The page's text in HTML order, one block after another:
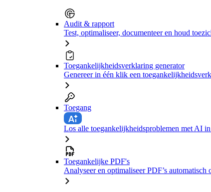
Audit & rapport
Test, optimaliseer, documenteer en houd
Toegankelijkheidsverklaring generator
Genereer in één klik een
Toegang
Los alle toegankelijkheidsproblemen met AI
Toegankelijke PDF's
Analyseer en optimaliseer PDF’s automatisch